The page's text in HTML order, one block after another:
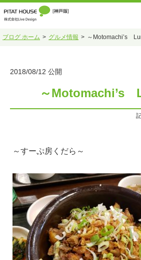
ブログ ホーム グルメ情報 ～Motomachi’s
2018/08/12 公開
～Motomachi’s
～すーぷ房くだら～